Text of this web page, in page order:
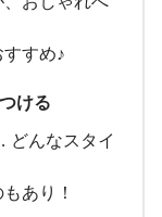
すめ♪
ける
どんなスタイ
あり！